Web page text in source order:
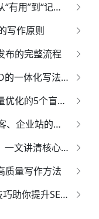
🌟 怎么通过内容打造品牌影响力？从“有用”到“记住你”的路径
写作原则
布的完整流程
🏢 企业站内容怎么写？从结构到SEO的一体化写法指南
🛑 为什么你的内容没有排名？高质量优化的5个盲点分析
🧱 从0到1打造高质量内容：适合博客、企业站的优化流程
🔗 高质量内容与SEO的关系是什么？一文讲清核心逻辑
质量写作方法
✍️ 如何撰写高质量内容？5个实用技巧助你提升SEO排名